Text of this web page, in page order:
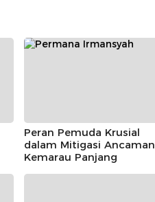
Peran Pemuda Krusial
dalam Mitigasi Ancaman
Kemarau Panjang